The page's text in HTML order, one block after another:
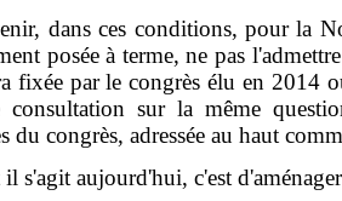
dans ces conditions, pour la
posée à terme, ne pas
fixée par le congrès élu en 2014
consultation sur la même
du congrès, adressée au haut
s'agit aujourd'hui, c'est